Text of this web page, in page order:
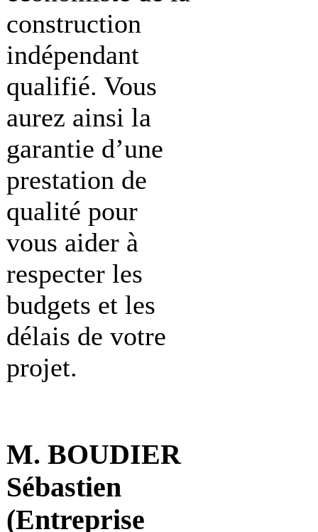
construction
indépendant
qualifié. Vous
aurez ainsi la
garantie d’une
prestation de
qualité pour
vous aider à
respecter les
budgets et les
délais de votre
projet.
M. BOUDIER
Sébastien
(Entreprise